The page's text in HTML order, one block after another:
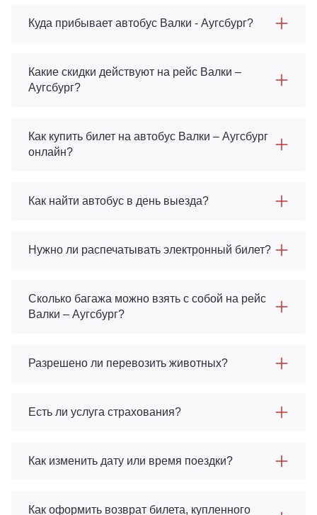
Куда прибывает автобус Валки - Аугсбург?
Какие скидки действуют на рейс Валки –
Аугсбург?
Как купить билет на автобус Валки – Аугсбург
онлайн?
Как найти автобус в день выезда?
Нужно ли распечатывать электронный билет?
Сколько багажа можно взять с собой на рейс
Валки – Аугсбург?
Разрешено ли перевозить животных?
Есть ли услуга страхования?
Как изменить дату или время поездки?
Как оформить возврат билета, купленного